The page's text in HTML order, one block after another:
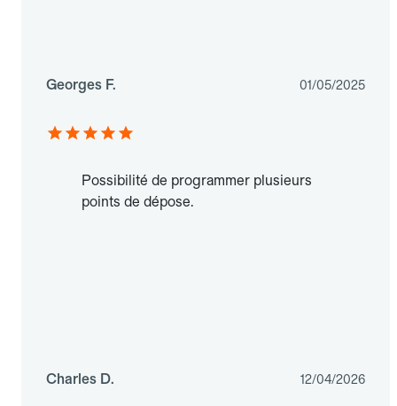
Georges F. 01/05/2025
Possibilité de programmer plusieurs
points de dépose.
Charles D. 12/04/2026